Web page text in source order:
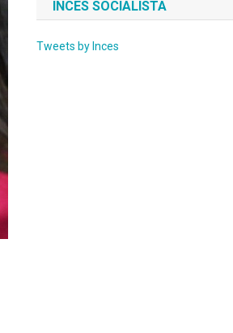
INCES SOCIALISTA
Tweets by Inces